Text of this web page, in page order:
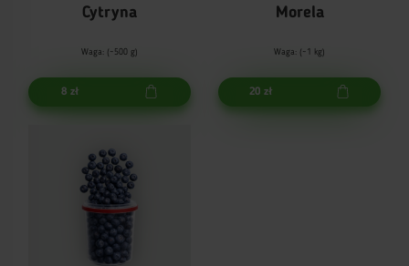
Cytryna
Waga: (~500 g)
8 zł
Morela
Waga: (~1 kg)
20 zł